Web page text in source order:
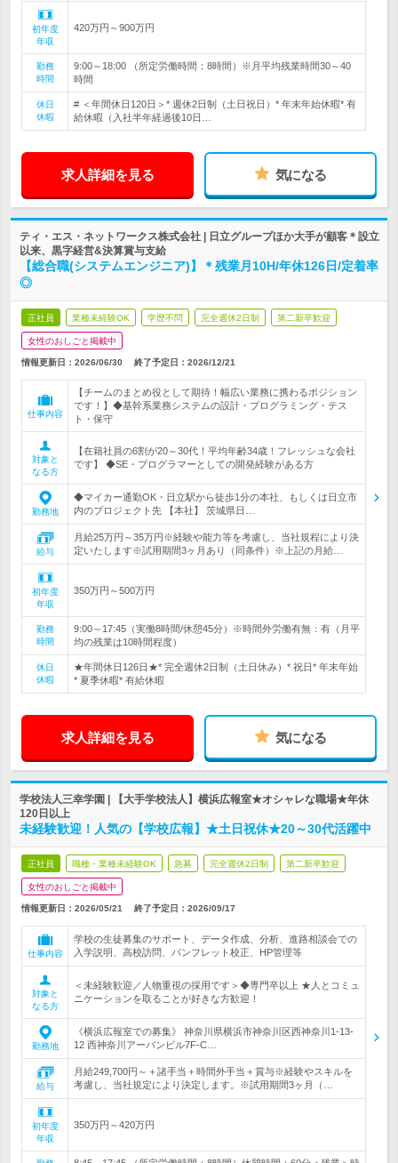
初年度
年収
420万円～900万円
勤務
時間
9:00～18:00 （所定労働時間：8時間）※月平均残業時間30～40
時間
休日
休暇
# ＜年間休日120日＞* 週休2日制（土日祝日）* 年末年始休暇* 有
給休暇（入社半年経過後10日…
求人詳細を見る 気になる
ティ・エス・ネットワークス株式会社 | 日立グループほか大手が顧客＊設立
以来、黒字経営&決算賞与支給
【総合職(システムエンジニア)】＊残業月10H/年休126日/定着率
◎
正社員 業種未経験OK 学歴不問 完全週休2日制 第二新卒歓迎
女性のおしごと掲載中
情報更新日：2026/06/30 終了予定日： 2026/12/21
仕事内容
【チームのまとめ役として期待！幅広い業務に携わるポジション
です！】◆基幹系業務システムの設計・プログラミング・テス
ト・保守
対象と
なる方
【在籍社員の6割が20～30代！平均年齢34歳！フレッシュな会社
です】 ◆SE・プログラマーとしての開発経験がある方
勤務地
◆マイカー通勤OK・日立駅から徒歩1分の本社、もしくは日立市
内のプロジェクト先 【本社】 茨城県日…
給与
月給25万円～35万円※経験や能力等を考慮し、当社規程により決
定いたします※試用期間3ヶ月あり（同条件）※上記の月給…
初年度
年収
350万円～500万円
勤務
時間
9:00～17:45（実働8時間/休憩45分）※時間外労働有無：有（月平
均の残業は10時間程度）
休日
休暇
★年間休日126日★* 完全週休2日制（土日休み）* 祝日* 年末年始
* 夏季休暇* 有給休暇
求人詳細を見る 気になる
学校法人三幸学園 | 【大手学校法人】横浜広報室★オシャレな職場★年休
120日以上
未経験歓迎！人気の【学校広報】★土日祝休★20～30代活躍中
正社員 職種・業種未経験OK 急募 完全週休2日制 第二新卒歓迎
女性のおしごと掲載中
情報更新日：2026/05/21 終了予定日： 2026/09/17
仕事内容
学校の生徒募集のサポート、データ作成、分析、進路相談会での
入学説明、高校訪問、パンフレット校正、HP管理等
対象と
なる方
＜未経験歓迎／人物重視の採用です＞◆専門卒以上 ★人とコミュ
ニケーションを取ることが好きな方歓迎！
勤務地
《横浜広報室での募集》 神奈川県横浜市神奈川区西神奈川1-13-
12 西神奈川アーバンビル7F-C…
給与
月給249,700円～＋諸手当＋時間外手当＋賞与※経験やスキルを
考慮し、当社規定により決定します。※試用期間3ヶ月（…
初年度
年収
350万円～420万円